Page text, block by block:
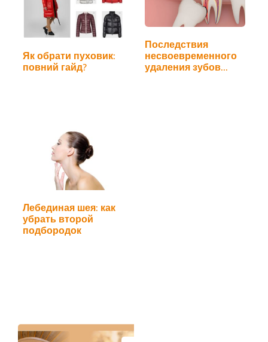
Як обрати пуховик:
повний гайд?
Последствия
несвоевременного
удаления зубов
Лебединая шея: как
убрать второй
подбородок